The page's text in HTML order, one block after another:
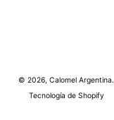
© 2026, Calomel Argentina.
Tecnología de Shopify